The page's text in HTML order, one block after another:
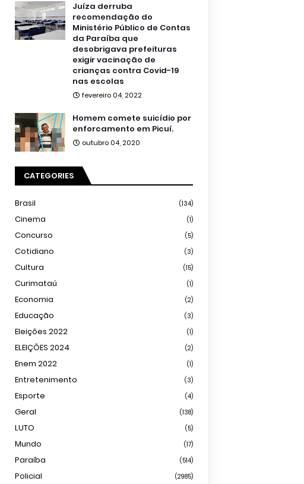
Juíza derruba
recomendação do
Ministério Público de Contas
da Paraíba que
desobrigava prefeituras
exigir vacinação de
crianças contra Covid-19
nas escolas
fevereiro 04, 2022
Homem comete suicídio por
enforcamento em Picuí.
outubro 04, 2020
CATEGORIES
Brasil (134)
Cinema (1)
Concurso (5)
Cotidiano (3)
Cultura (15)
Curimataú (1)
Economia (2)
Educação (3)
Eleições 2022 (1)
ELEIÇÕES 2024 (2)
Enem 2022 (1)
Entretenimento (3)
Esporte (4)
Geral (138)
LUTO (5)
Mundo (17)
Paraíba (514)
Policial (2985)